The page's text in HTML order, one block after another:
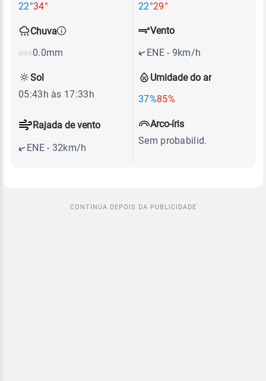
22°34°
22°29°
Chuva
0.0mm
Umidade do ar
37%85%
Vento
ENE - 9km/h
Rajada de vento
ENE - 32km/h
Sol
05:43h às 17:33h
Arco-íris
Sem probabilid.